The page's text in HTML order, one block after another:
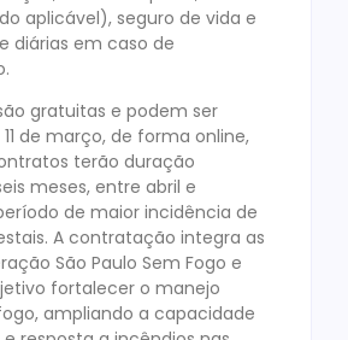
aplicável), seguro de vida e
diárias em caso de
gratuitas e podem ser
de março, de forma online,
terão duração
meses, entre abril e
de maior incidência de
A contratação integra as
São Paulo Sem Fogo e
fortalecer o manejo
ampliando a capacidade